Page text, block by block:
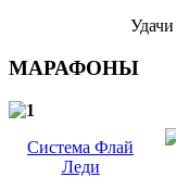
МАРАФОНЫ
Система Флай
Леди